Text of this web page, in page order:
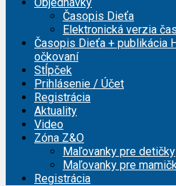
Časopis Dieťa
Elektronická verzia
Časopis Dieťa + publikácia
očkovaní
Stĺpček
Prihlásenie / Účet
Registrácia
Aktuality
Video
Zóna Z&O
Maľovanky pre detičky
Maľovanky pre
Registrácia